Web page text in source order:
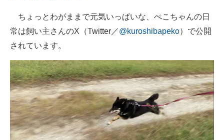
ちょっとわがままで元気いっぱいな、ぺこちゃんの日
常は飼い主さんのX（Twitter／@kuroshibapeko）で公開
されています。